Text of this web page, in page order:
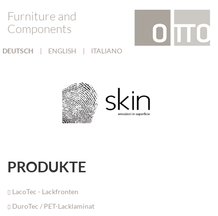
Furniture and
Components
DEUTSCH | ENGLISH | ITALIANO
PRODUKTE
LacoTec - Lackfronten
DuroTec / PET-Lacklaminat